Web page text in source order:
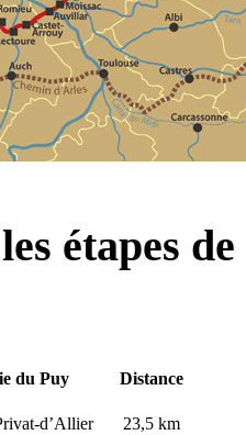
étapes
du Puy Distance
d’Allier
23,5 km